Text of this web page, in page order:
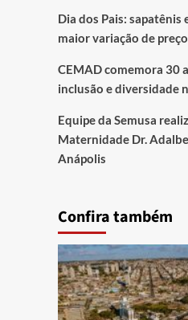
Dia dos Pais:
maior variação de
CEMAD comemora 30
inclusão e diversidade
Equipe da Semusa
Maternidade Dr.
Anápolis
Confira também